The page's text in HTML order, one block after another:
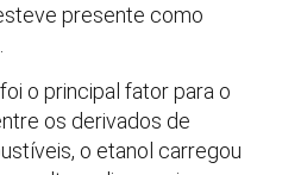
presente como
o principal fator para o
os derivados de
o etanol carregou